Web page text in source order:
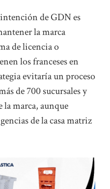
de GDN es
la marca
de licencia o
los franceses en
evitaría un proceso
de 700 sucursales y
la marca, aunque
de la casa matriz